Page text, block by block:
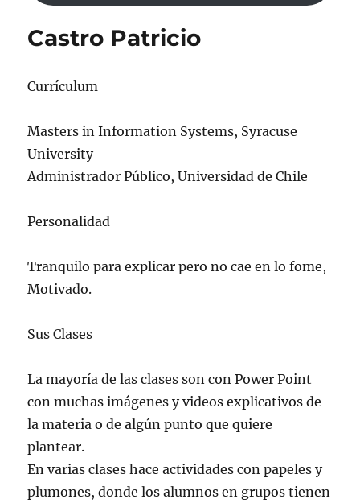
Castro Patricio
Currículum
Masters in Information Systems, Syracuse
University
Administrador Público, Universidad de Chile
Personalidad
Tranquilo para explicar pero no cae en lo fome,
Motivado.
Sus Clases
La mayoría de las clases son con Power Point
con muchas imágenes y videos explicativos de
la materia o de algún punto que quiere
plantear.
En varias clases hace actividades con papeles y
plumones, donde los alumnos en grupos tienen